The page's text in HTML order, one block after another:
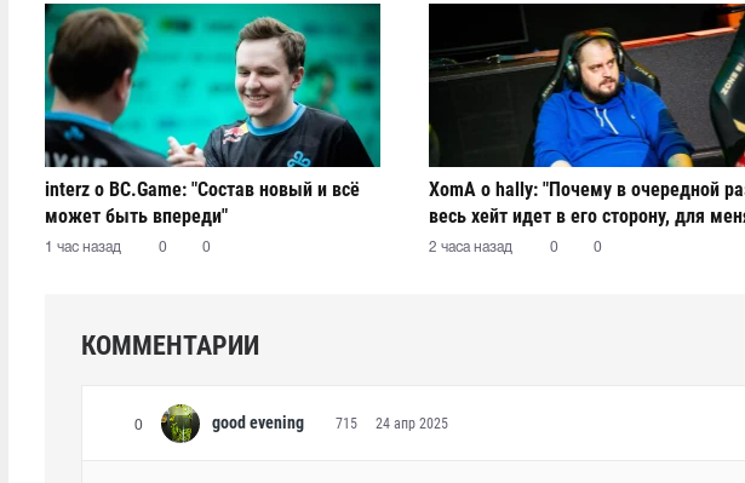
interz о BC.Game: "Состав новый и всё
может быть впереди"
1 час назад 0 0
XomA о hally: "Почему в очередной
весь хейт идет в его сторону, для
остается загадкой"
2 часа назад 0 0
КОММЕНТАРИИ
0 good evening 715 24 апр 2025